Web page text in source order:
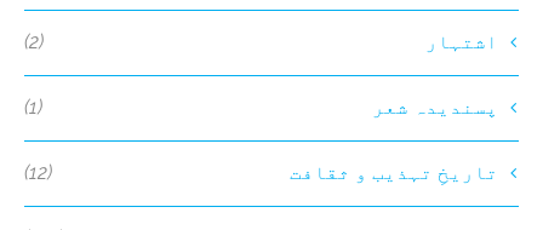
اشتہار (2)
پسندیدہ شعر (1)
تاریخِ تہذیب و ثقافت (12)